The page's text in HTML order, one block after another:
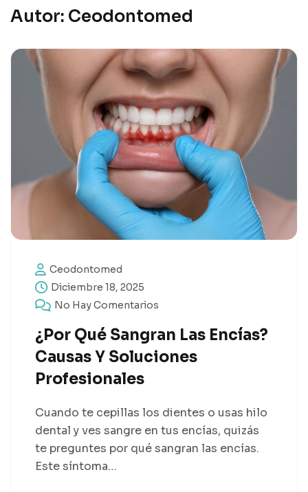
Autor: Ceodontomed
Ceodontomed
Diciembre 18, 2025
No Hay Comentarios
¿Por Qué Sangran Las Encías?
Causas Y Soluciones
Profesionales
Cuando te cepillas los dientes o usas hilo
dental y ves sangre en tus encías, quizás
te preguntes por qué sangran las encías.
Este síntoma…